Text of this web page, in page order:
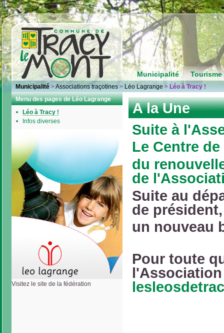
Municipalité
Municipalité >Associations traçotines > Léo Lagrange > Léo à Tracy !
Menu des pages de Léo Lagrange
Léo à Tracy !
Infos diverses
Visitez le site de la fédération
A la Une
Suite à
Le Centre
du
de
Suite au
de président,
un nouveau
Pour toute